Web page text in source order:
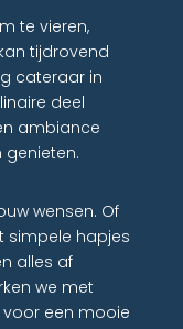
te vieren,
tijdrovend
cateraar in
deel
ambiance
wensen. Of
simpele hapjes
alles af
we met
een mooie